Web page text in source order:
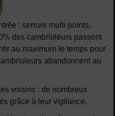
: serrure multi points,
des cambrioleurs passent
au maximum le temps pour
abandonnent au
voisins : de nombreux
grâce à leur vigilance.